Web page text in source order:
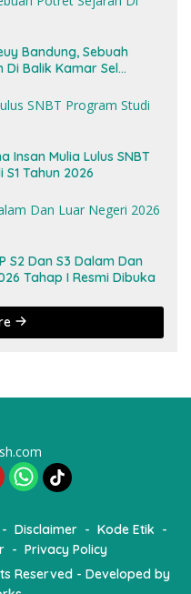
Bandung, Sebuah
Di Balik Kamar Sel
Insan Mulia Lulus SNBT
Tahun 2026
S2 Dan S3 Dalam Dan
Tahap I Resmi Dibuka
Disclaimer
Kode Etik
Privacy Policy
Reserved - Developed by